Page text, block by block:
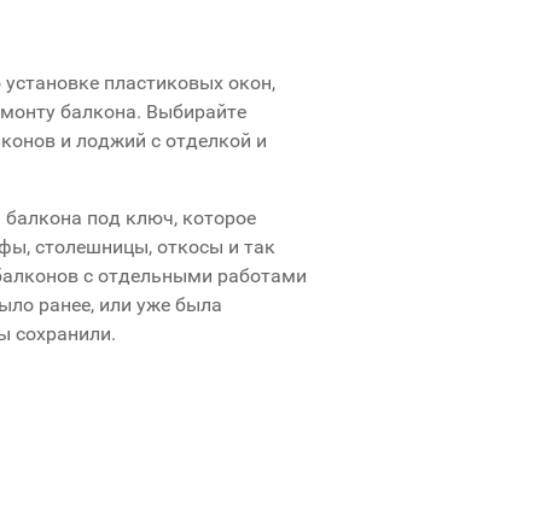
пластиковых окон,
балкона. Выбирайте
и лоджий с отделкой и
под ключ, которое
столешницы, откосы и так
с отдельными работами
ранее, или уже была
сохранили.